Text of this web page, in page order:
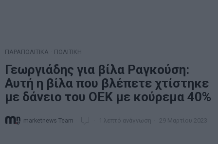
ΠΑΡΑΠΟΛΙΤΙΚΑ ΠΟΛΙΤΙΚΗ
Γεωργιάδης για βίλα Ραγκούση:
Αυτή η βίλα που βλέπετε χτίστηκε
με δάνειο του ΟΕΚ με κούρεμα 40%
marketnews Team 1 λεπτό ανάγνωση 29 Μαρτίου 2023